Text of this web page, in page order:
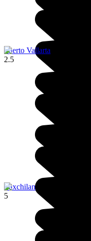
Puerto Vallarta
2.5
Yaxchilan
5